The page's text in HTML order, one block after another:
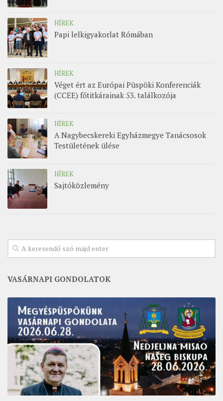
HÍREK
Papi lelkigyakorlat Rómában
HÍREK
Véget ért az Európai Püspöki Konferenciák
(CCEE) főtitkárainak 53. találkozója
HÍREK
A Nagybecskereki Egyházmegye Tanácsosok
Testületének ülése
HÍREK
Sajtóközlemény
VASÁRNAPI GONDOLATOK